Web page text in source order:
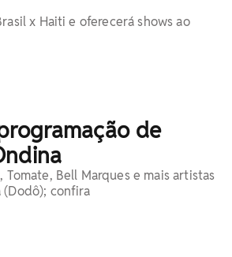
x Haiti e oferecerá shows ao
de
Tomate, Bell Marques e mais artistas
(Dodô); confira